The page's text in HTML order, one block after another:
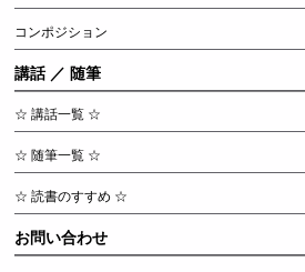
コンポジション
講話 ／ 随筆
☆ 講話一覧 ☆
☆ 随筆一覧 ☆
☆ 読書のすすめ ☆
お問い合わせ